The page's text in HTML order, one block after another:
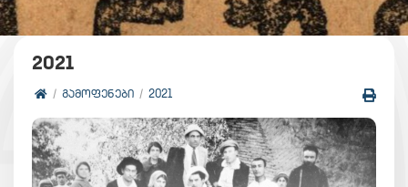
2021
ᲒᲐᲛᲝᲤᲔᲜᲔᲑᲘ 2021